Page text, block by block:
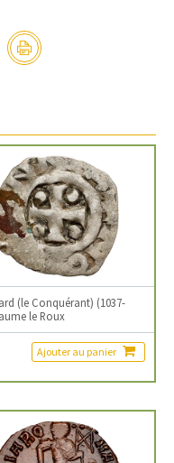
(le Conquérant) (1037-
le Roux
Ajouter au panier